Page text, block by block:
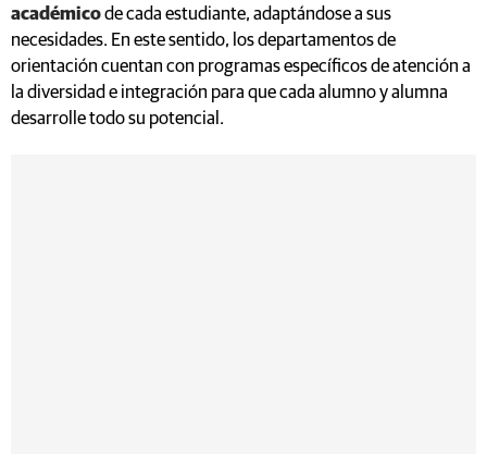
académicode cada estudiante, adaptándose a sus
necesidades. En este sentido, los departamentos de
orientación cuentan con programas específicos de atención a
la diversidad e integración para que cada alumno y alumna
desarrolle todo su potencial.